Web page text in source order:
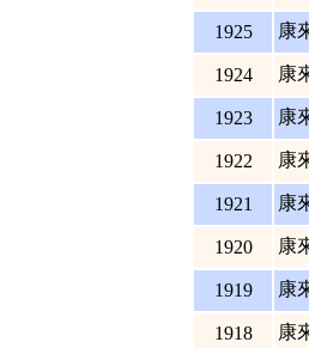
1925 康
1924 康
1923 康
1922 康
1921 康
1920 康
1919 康
1918 康